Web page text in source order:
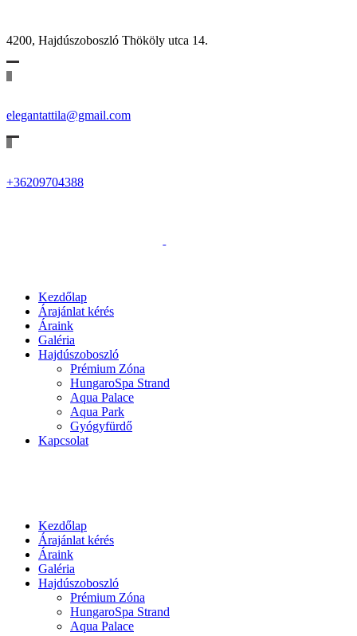
4200, Hajdúszoboszló Thököly utca 14.
elegantattila@gmail.com
+36209704388
Kezdőlap
Árajánlat kérés
Áraink
Galéria
Hajdúszoboszló
Prémium Zóna
HungaroSpa Strand
Aqua Palace
Aqua Park
Gyógyfürdő
Kapcsolat
Kezdőlap
Árajánlat kérés
Áraink
Galéria
Hajdúszoboszló
Prémium Zóna
HungaroSpa Strand
Aqua Palace